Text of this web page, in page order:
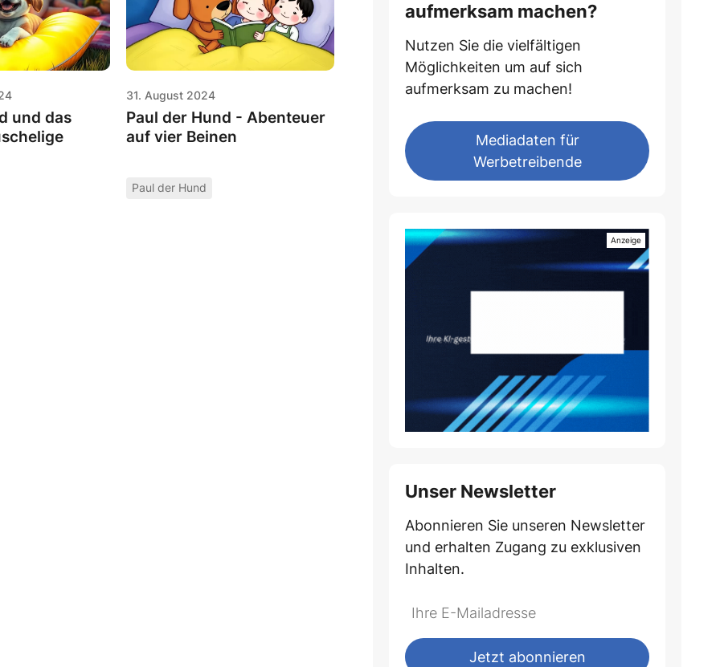
und das
31. August 2024
Paul der Hund - Abenteuer
auf vier Beinen
Paul der Hund
aufmerksam machen?
Nutzen Sie die vielfältigen
Möglichkeiten um auf sich
aufmerksam zu machen!
Mediadaten für
Werbetreibende
Unser Newsletter
Abonnieren Sie unseren Newsletter
und erhalten Zugang zu exklusiven
Inhalten.
Jetzt abonnieren